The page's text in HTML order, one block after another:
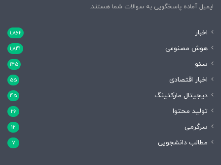
ایمیل آماده پاسخگویی به سوالات شما هستند.
اخبار 1,862
هوش مصنوعی 1,841
سئو 145
اخبار اقتصادی 55
دیجیتال مارکتینگ 45
تولید محتوا 26
سرگرمی 12
مطالب دانشجویی 7